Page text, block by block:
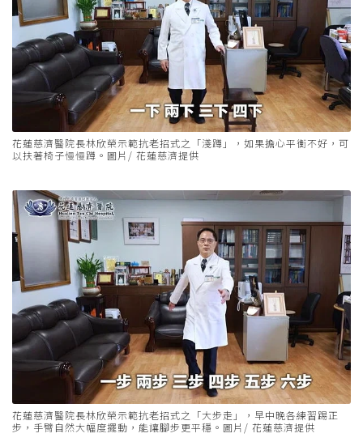
花蓮慈濟醫院長林欣榮示範抗老招式之「淺蹲」，如果擔心平衡不好，可
以扶著椅子慢慢蹲。圖片/ 花蓮慈濟提供
花蓮慈濟醫院長林欣榮示範抗老招式之「大步走」，早中晚各練習踢正
步，手臂自然大幅度擺動，能讓腳步更平穩。圖片/ 花蓮慈濟提供